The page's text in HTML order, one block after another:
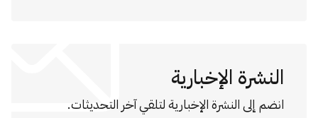
النشرة الإخبارية
انضم إلى النشرة الإخبارية لتلقي آخر التحديثات.